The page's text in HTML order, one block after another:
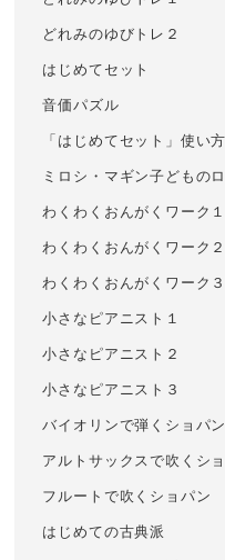
どれみのゆびトレ２
はじめてセット
音価パズル
「はじめてセット」使い
ミロシ・マギン子どもの
わくわくおんがくワーク１
わくわくおんがくワーク２
わくわくおんがくワーク３
小さなピアニスト１
小さなピアニスト２
小さなピアニスト３
バイオリンで弾くショパン
アルトサックスで吹くシ
フルートで吹くショパン
はじめての古典派